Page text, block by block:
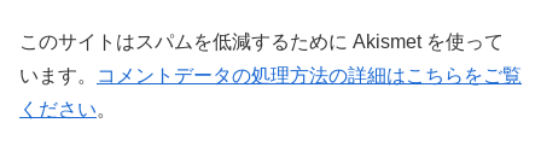
このサイトはスパムを低減するために Akismet を使って
います。
コメントデータの処理方法の詳細はこちらをご覧
ください。